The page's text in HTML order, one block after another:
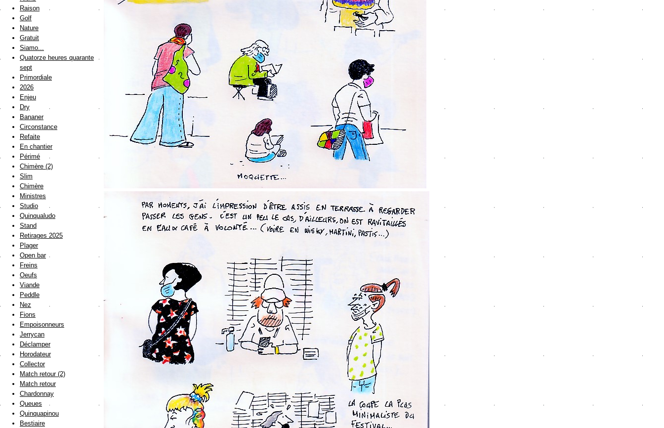
Raison
Golf
Nature
Gratuit
Siamo...
Quatorze heures quarante
sept
Primordiale
2026
Enjeu
Dry
Bananer
Circonstance
Refaite
En chantier
Périmé
Chimère (2)
Slim
Chimère
Ministres
Studio
Quinqualudo
Stand
Retirages 2025
Plager
Open bar
Freins
Oeufs
Viande
Peddle
Nez
Fions
Empoisonneurs
Jerrycan
Déclamper
Horodateur
Collector
Match retour (2)
Match retour
Chardonnay
Queues
Quinquapinou
Bestiaire